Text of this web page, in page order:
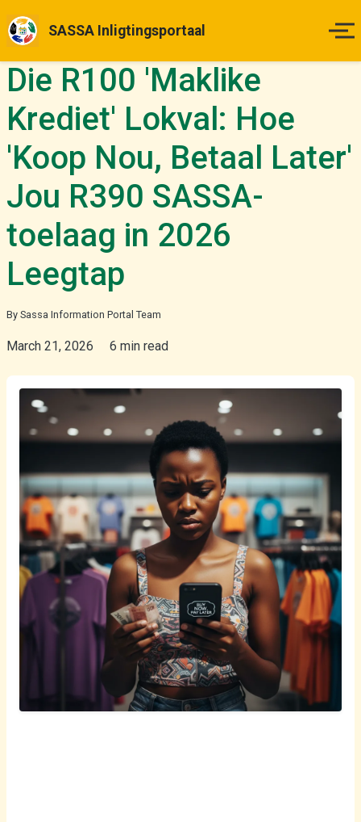
SASSA Inligtingsportaal
Tuisblad
Betalingsdatums
Status Kontrole
Appèlle
Nuus & Opdaterings
Meer
Afrikaans
Die R100 'Maklike
Krediet' Lokval: Hoe
'Koop Nou, Betaal Later'
Jou R390 SASSA-
toelaag in 2026
Leegtap
By Sassa Information Portal Team
March 21, 2026 6 min read